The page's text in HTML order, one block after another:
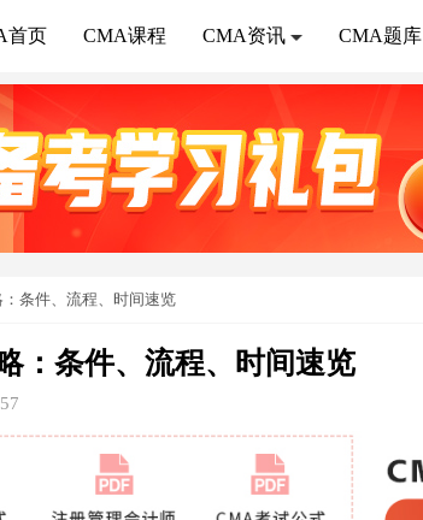
首页 CMA课程 CMA资讯 CMA题库
条件、流程、时间速览
：条件、流程、时间速览